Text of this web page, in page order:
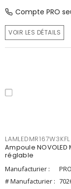
Compte PRO
VOIR LES DÉTAILS
LAMLEDMR167W3KFL
Ampoule NOVOLED
réglable
Manufacturier :
# Manufacturier :